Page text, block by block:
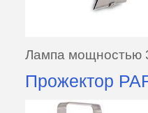
Лампа мощностью
Прожектор